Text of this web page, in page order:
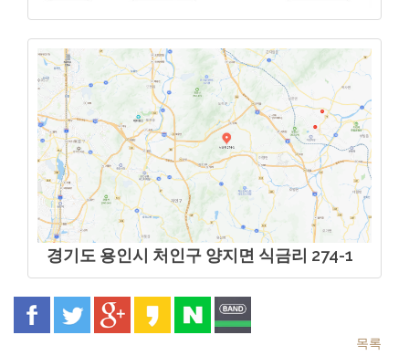
경기도 용인시 처인구 양지면 식금리 274-1
목록